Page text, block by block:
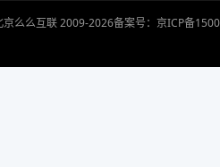
么么互联 2009-2026备案号：京ICP备